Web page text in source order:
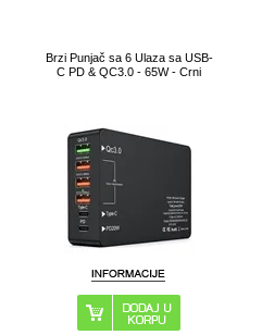
Brzi Punjač sa 6 Ulaza sa USB-
C PD & QC3.0 - 65W - Crni